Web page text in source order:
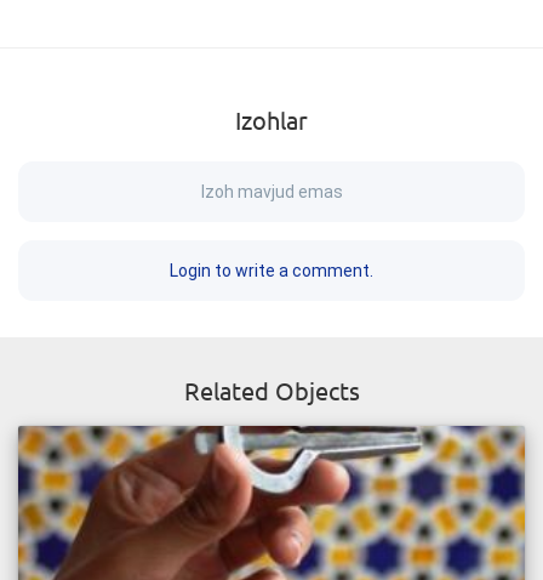
Izohlar
Izoh mavjud emas
Login to write a comment.
Related Objects